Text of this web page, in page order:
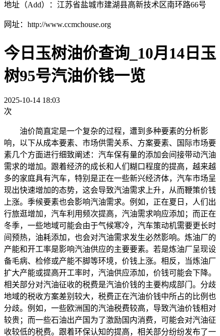
地址（Add）：江苏省盐城市建湖县高新技术区南环路66号
网址：http://www.ccmchouse.org
今日玉树油价查询_10月14日玉
树95号汽油价钱一览
2025-10-14 18:03
次
油价简直定是一个复杂的过程，遭到多种要素的分析影
响，以下从成本要素、市场供需关系、方案要素、国际市场要
素几个方面进行细致阐述：汽车保有量的添加会间接带动汽油
需求的增加。跟着经济的成长和人们糊口程度的提高，越来越
多的家庭具有汽车，特别是正在一些新兴经济体，汽车市场呈
现出快速增加的态势，这会导致汽油需求上升，从而鞭策价钱
上涨。季候要素也会影响汽油需求。例如，正在夏日，人们出
行旅逛增加，汽车利用频次提高，汽油需求响应添加；而正在
冬季，一些地域可能会由于气候寒冷，汽车策动机需要更长时
间预热，油耗添加，也会对汽油需求发生必然影响。炼油厂的
产能和开工率是影响汽油供应的主要要素。若是炼油厂呈现设
备毛病、检修或产能不脚等环境，价钱上涨。相反，当炼油厂
扩大产能或提高开工率时，汽油供应添加，价钱可能会下降。
相关部分对汽油征收的税费是汽油价钱的主要构成部门。分歧
地域的税收方案差别较大，税费正在汽油价钱中所占的比例也
分歧。例如，一些欧洲国的汽油税费较高，导致汽油价钱相对
较贵；而一些石油出产国为了激励国内消费，可能会对汽油征
收较低的税费。跟着环保认知的提高，相关部分纷纷发布了一